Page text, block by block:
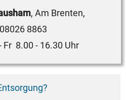
, Am Brenten,
8863
Fr 8.00 - 16.30 Uhr